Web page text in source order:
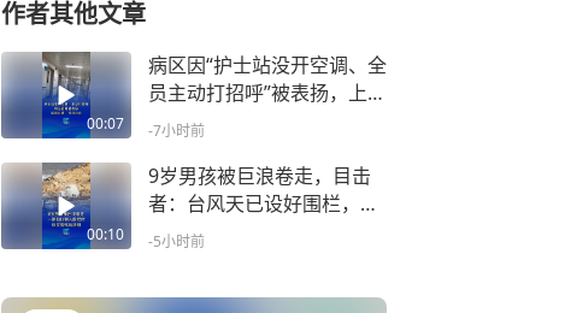
作者其他文章
00:07
病区因“护士站没开空调、全
员主动打招呼”被表扬，上海
一民营医院回应争议：并非
-7小时前
00:10
9岁男孩被巨浪卷走，目击
者：台风天已设好围栏，一
家四口翻入时保安曾喊话劝
-5小时前